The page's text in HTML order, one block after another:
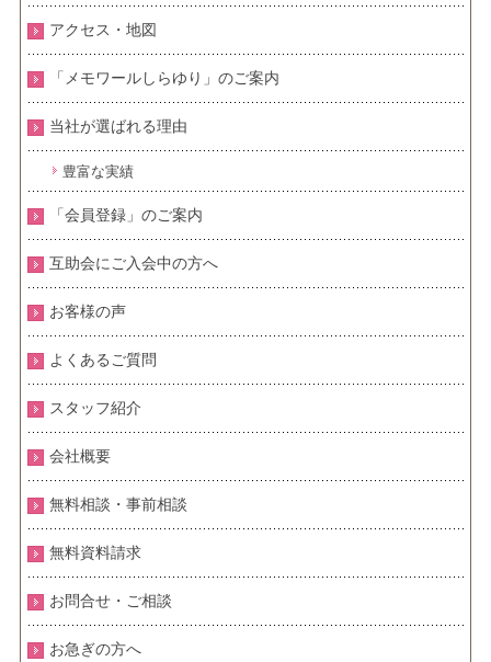
アクセス・地図
「メモワールしらゆり」のご案内
当社が選ばれる理由
豊富な実績
「会員登録」のご案内
互助会にご入会中の方へ
お客様の声
よくあるご質問
スタッフ紹介
会社概要
無料相談・事前相談
無料資料請求
お問合せ・ご相談
お急ぎの方へ